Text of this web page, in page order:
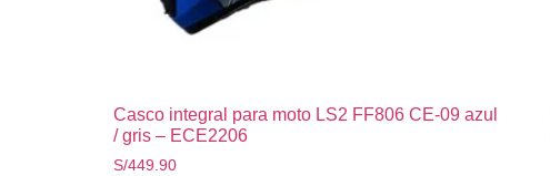
Casco integral para moto LS2 FF806 CE-09 azul
/ gris – ECE2206
S/449.90